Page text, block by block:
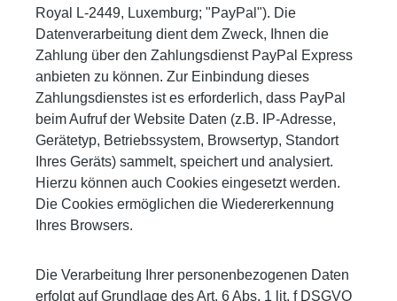
Royal L-2449, Luxemburg; "PayPal"). Die
Datenverarbeitung dient dem Zweck, Ihnen die
Zahlung über den Zahlungsdienst PayPal Express
anbieten zu können. Zur Einbindung dieses
Zahlungsdienstes ist es erforderlich, dass PayPal
beim Aufruf der Website Daten (z.B. IP-Adresse,
Gerätetyp, Betriebssystem, Browsertyp, Standort
Ihres Geräts) sammelt, speichert und analysiert.
Hierzu können auch Cookies eingesetzt werden.
Die Cookies ermöglichen die Wiedererkennung
Ihres Browsers.
Die Verarbeitung Ihrer personenbezogenen Daten
erfolgt auf Grundlage des Art. 6 Abs. 1 lit. f DSGVO